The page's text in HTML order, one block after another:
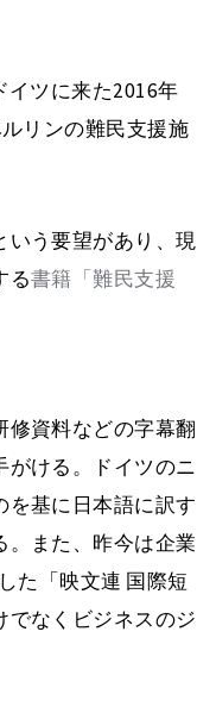
イツに来た2016年
リンの難民支援施
いう要望があり、現
る書籍「難民支援
修資料などの字幕翻
がける。ドイツのニ
を基に日本語に訳す
。また、昨今は企業
た「映文連 国際短
でなくビジネスのジ